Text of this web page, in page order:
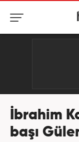
İbrahim
başı